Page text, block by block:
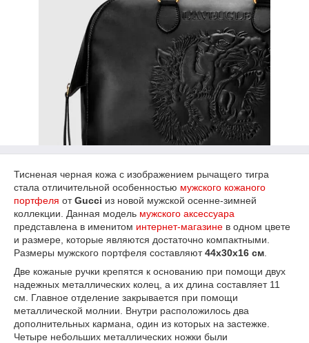
Тисненая черная кожа с изображением рычащего тигра
стала отличительной особенностью мужского кожаного
портфеля отGucci из новой мужской осенне-зимней
коллекции. Данная модель мужского аксессуара
представлена в именитом интернет-магазине в одном цвете
и размере, которые являются достаточно компактными.
Размеры мужского портфеля составляют44х30х16 см
Две кожаные ручки крепятся к основанию при помощи двух
надежных металлических колец, а их длина составляет 11
см. Главное отделение закрывается при помощи
металлической молнии. Внутри расположилось два
дополнительных кармана, один из которых на застежке.
Четыре небольших металлических ножки были